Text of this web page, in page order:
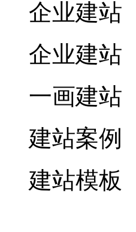
企业建站
企业建站
一画建站
建站案例
建站模板